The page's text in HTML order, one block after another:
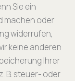
Sie ein
machen oder
widerrufen,
keine anderen
Ihrer
B. steuer- oder